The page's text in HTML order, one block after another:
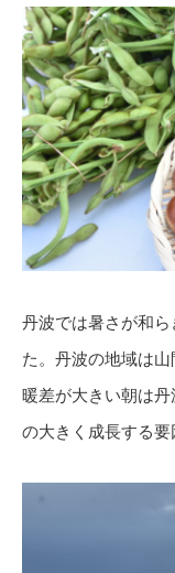
丹波では暑さが和
た。丹波の地域は
暖差が大きい朝は
の大きく成長する要